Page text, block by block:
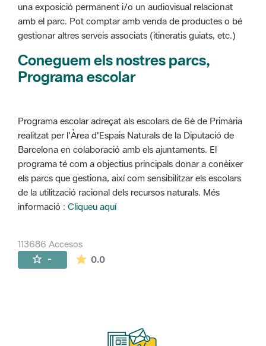
una exposició permanent i/o un audiovisual relacionat
amb el parc. Pot comptar amb venda de productes o bé
gestionar altres serveis associats (itineratis guiats, etc.)
Coneguem els nostres parcs,
Programa escolar
Programa escolar adreçat als escolars de 6è de Primària
realitzat per l'Àrea d'Espais Naturals de la Diputació de
Barcelona en colaboració amb els ajuntaments. El
programa té com a objectius principals donar a conèixer
els parcs que gestiona, així com sensibilitzar els escolars
de la utilització racional dels recursos naturals. Més
informació : Cliqueu aquí
113686 Accesos
- 0.0La valoración media es de 0 estrellas de